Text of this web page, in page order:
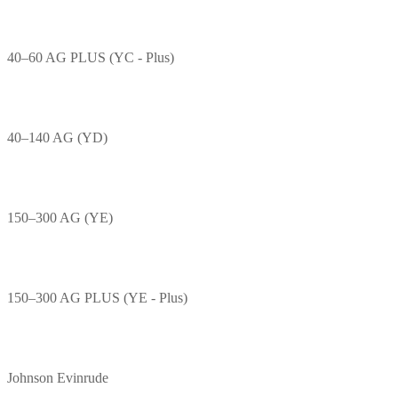
40–60 AG PLUS (YC - Plus)
40–140 AG (YD)
150–300 AG (YE)
150–300 AG PLUS (YE - Plus)
Johnson Evinrude